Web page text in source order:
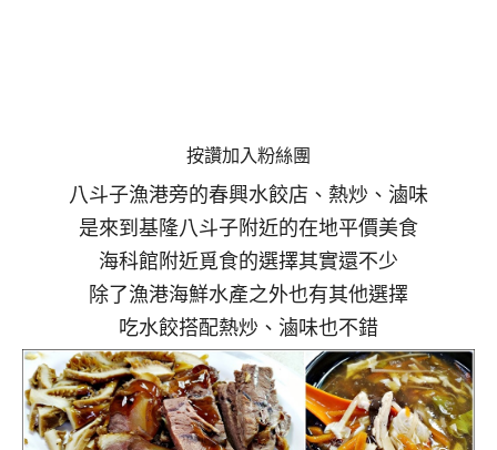
按讚加入粉絲團
八斗子漁港旁的春興水餃店、熱炒、滷味
是來到基隆八斗子附近的在地平價美食
海科館附近覓食的選擇其實還不少
除了漁港海鮮水產之外也有其他選擇
吃水餃搭配熱炒、滷味也不錯